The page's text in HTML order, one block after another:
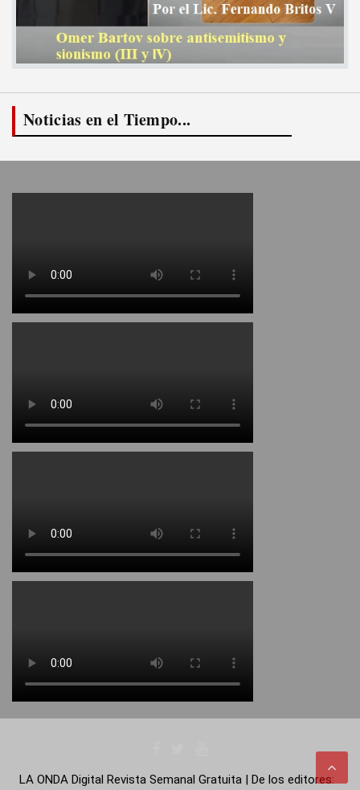
Noticias en el Tiempo...
LA ONDA Digital Revista Semanal Gratuita | De los editores: